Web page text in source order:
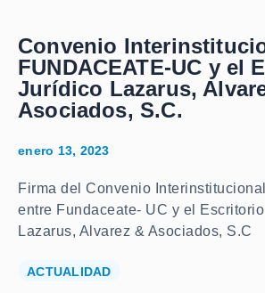
Convenio
FUNDACEATE-UC y el
Jurídico Lazarus,
Asociados, S.C.
enero 13, 2023
Firma del Convenio
entre Fundaceate- UC y el
Lazarus, Alvarez & Asociados, S.C
ACTUALIDAD